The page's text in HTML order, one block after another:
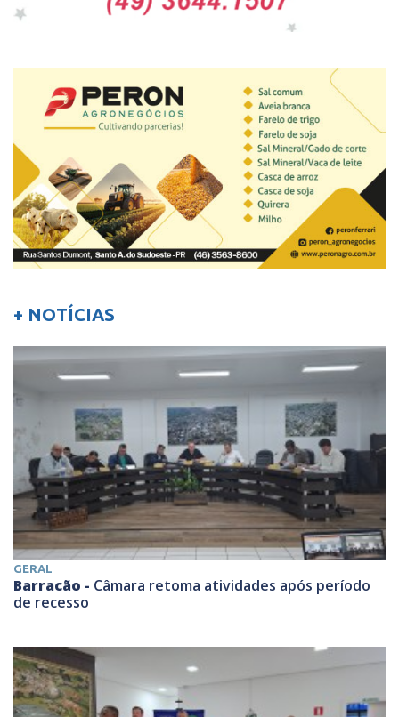
+ NOTÍCIAS
GERAL
Barracão - Câmara retoma atividades após período
de recesso